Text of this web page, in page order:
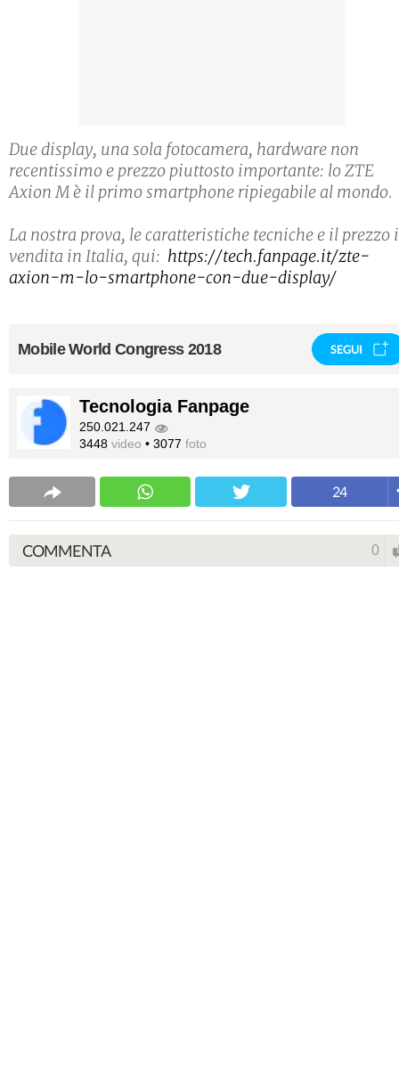
Due display, una sola fotocamera, hardware non
recentissimo e prezzo piuttosto importante: lo ZTE
Axion M è il primo smartphone ripiegabile al mondo.
La nostra prova, le caratteristiche tecniche e il prezzo
vendita in Italia, qui: https://tech.fanpage.it/zte-
axion-m-lo-smartphone-con-due-display/
Mobile World Congress 2018 SEGUI
Tecnologia Fanpage
250.021.247
3448 video • 3077 foto
24
COMMENTA 0